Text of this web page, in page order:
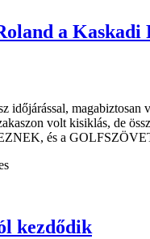
a
időjárással,
volt kisiklás, de
és a
kezdődik